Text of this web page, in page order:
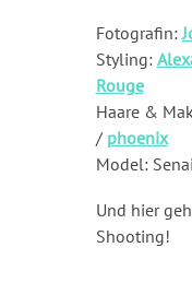
Fotografin:
Styling:
Rouge
Haare &
/ phoenix
Model:
Und hier
Shooting!